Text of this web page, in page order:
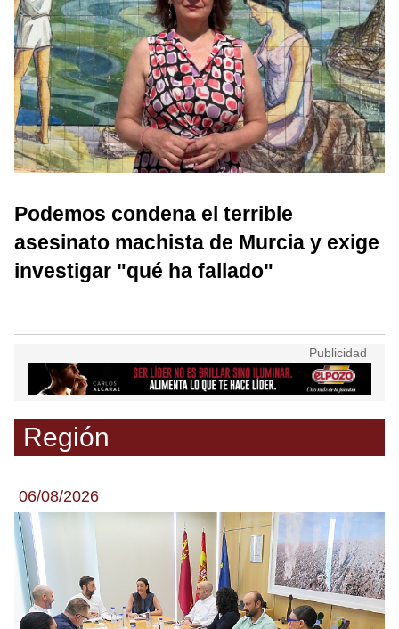
Podemos condena el terrible
asesinato machista de Murcia y exige
investigar "qué ha fallado"
Región
06/08/2026